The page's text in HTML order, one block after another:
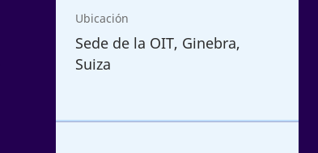
Ubicación
Sede de la OIT, Ginebra,
Suiza